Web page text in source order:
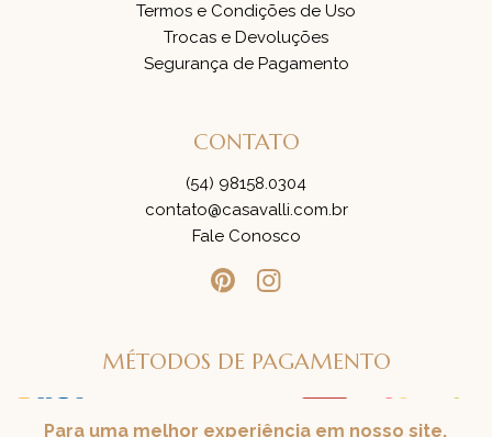
Termos e Condições de Uso
Trocas e Devoluções
Segurança de Pagamento
CONTATO
(54) 98158.0304
contato@casavalli.com.br
Fale Conosco
MÉTODOS DE PAGAMENTO
Para uma melhor experiência em nosso site,